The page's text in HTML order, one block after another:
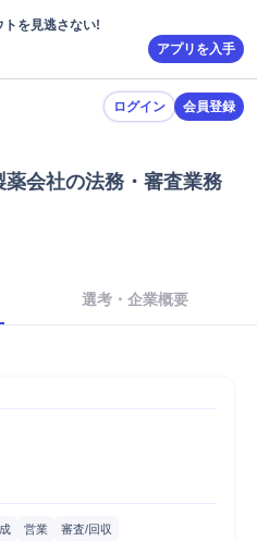
トを見逃さない!
アプリを入手
ログイン 会員登録
薬会社の法務・審査業務
選考・企業概要
営業 審査/回収